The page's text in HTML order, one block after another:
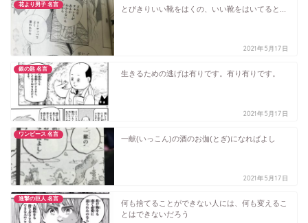
花より男子 名言
とびきりいい靴をはくの、いい靴をはいてると...
2021年5月17日
銀の匙 名言
生きるための逃げは有りです。有り有りです。
2021年5月17日
ワンピース 名言
一献(いっこん)の酒のお伽(とぎ)になればよし
2021年5月17日
進撃の巨人 名言
何も捨てることができない人には、何も変えるこ
とはできないだろう